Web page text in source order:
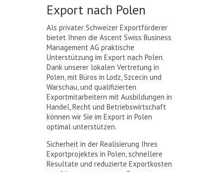
Export nach Polen
Als privater Schweizer Exportförderer
bietet Ihnen die Ascent Swiss Business
Management AG praktische
Unterstützung im Export nach Polen.
Dank unserer lokalen Vertretung in
Polen, mit Büros in Lodz, Szcecin und
Warschau, und qualifizierten
Exportmitarbeitern mit Ausbildungen in
Handel, Recht und Betriebswirtschaft
können wir Sie im Export in Polen
optimal unterstützen.
Sicherheit in der Realisierung Ihres
Exportprojektes in Polen, schnellere
Resultate und reduzierte Exportkosten